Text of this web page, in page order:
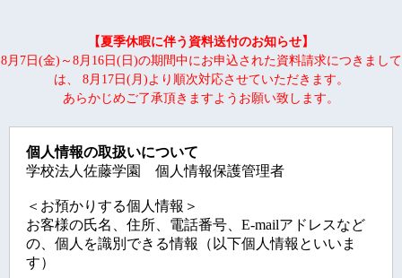
【夏季休暇に伴う資料送付のお知らせ】
8月7日(金)～8月16日(日)の期間中にお申込された資料請求につきまして
は、 8月17日(月)より順次対応させていただきます。
あらかじめご了承頂きますようお願い致します。